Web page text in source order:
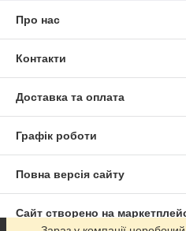
Про нас
Контакти
Доставка та оплата
Графік роботи
Повна версія сайту
Сайт створено на